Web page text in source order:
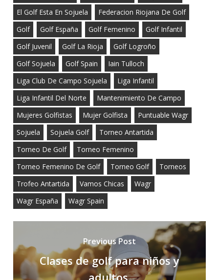
El Golf Esta En Sojuela
Federacion Riojana De Golf
Golf
Golf España Golf Femenino
Golf Infantil
Golf Juvenil
Golf La Rioja
Golf Logroño
Golf Sojuela
Golf Spain
Iain Tulloch
Liga Club De Campo Sojuela
Liga Infantil
Liga Infantil Del Norte
Mantenimiento De Campo
Mujeres Golfistas
Mujer Golfista
Puntuable Wagr
Sojuela
Sojuela Golf
Torneo Antartida
Torneo De Golf
Torneo Femenino
Torneo Femenino De Golf
Torneo Golf
Torneos
Trofeo Antartida
Vamos Chicas
Wagr
Wagr España
Wagr Spain
Previous Post
Clases de golf para niños y